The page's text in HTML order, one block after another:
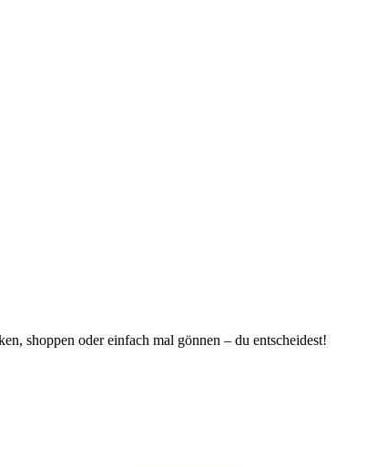
shoppen oder einfach mal gönnen – du entscheidest!